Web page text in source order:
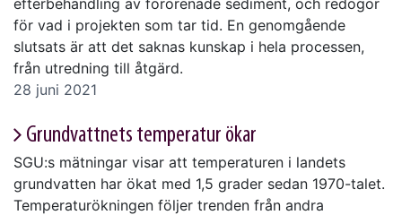
för vad i projekten som tar tid. En genomgående
slutsats är att det saknas kunskap i hela processen,
från utredning till åtgärd.
28 juni 2021
Grundvattnets temperatur ökar
SGU:s mätningar visar att temperaturen i landets
grundvatten har ökat med 1,5 grader sedan 1970-talet.
Temperaturökningen följer trenden från andra